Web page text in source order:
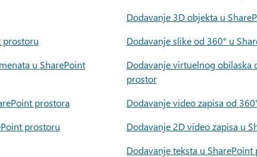
Dodavanje 3D objekta u
prostoru
Dodavanje slike od 360° u
u SharePoint
Dodavanje virtuelnog obilaska
prostor
prostora
Dodavanje video zapisa od
prostoru
Dodavanje 2D video zapisa u
Dodavanje teksta u